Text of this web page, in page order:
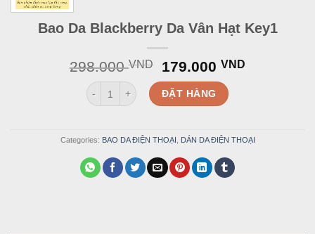
Bao Da Blackberry Da Vân Hạt Key1
298.000VND
Original
price
was:
298.000 VND.
179.000VND
Bao Da Blackberry Da Vân Hạt Key1 quantity
ĐẶT HÀNG
Categories: BAO DA ĐIỆN THOẠI DÁN DA ĐIỆN THOẠI